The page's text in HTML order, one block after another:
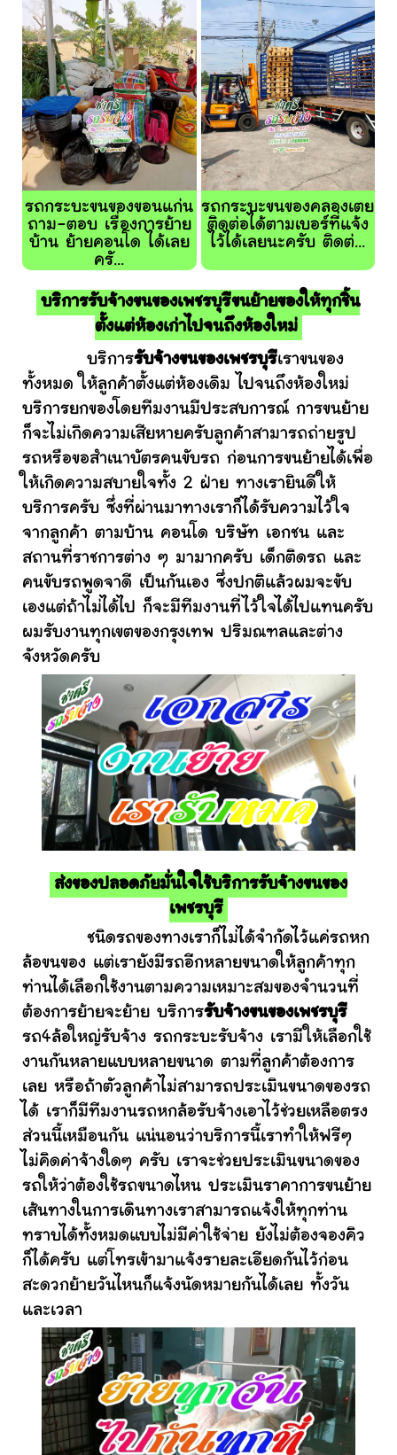
รถกระบะขนของขอนแก่น
ถาม-ตอบ เรื่องการย้าย
บ้าน ย้ายคอนโด ได้เลย
ครั...
รถกระบะขนของคลองเตย
ติดต่อได้ตามเบอร์ที่แจ้ง
ไว้ได้เลยนะครับ ติดต่...
บริการรับจ้างขนของเพชรบุรีขนย้ายของให้ทุกชิ้น
ตั้งแต่ห้องเก่าไปจนถึงห้องใหม่
บริการรับจ้างขนของเพชรบุรีเราขนของ
ทั้งหมด ให้ลูกค้าตั้งแต่ห้องเดิม ไปจนถึงห้องใหม่
บริการยกของโดยทีมงานมีประสบการณ์ การขนย้าย
ก็จะไม่เกิดความเสียหายครับลูกค้าสามารถถ่ายรูป
รถหรือขอสำเนาบัตรคนขับรถ ก่อนการขนย้ายได้เพื่อ
ให้เกิดความสบายใจทั้ง 2 ฝ่าย ทางเรายินดีให้
บริการครับ ซึ่งที่ผ่านมาทางเราก็ได้รับความไว้ใจ
จากลูกค้า ตามบ้าน คอนโด บริษัท เอกชน และ
สถานที่ราชการต่าง ๆ มามากครับ เด็กติดรถ และ
คนขับรถพูดจาดี เป็นกันเอง ซึ่งปกติแล้วผมจะขับ
เองแต่ถ้าไม่ได้ไป ก็จะมีทีมงานที่ไว้ใจได้ไปแทนครับ
ผมรับงานทุกเขตของกรุงเทพ ปริมณฑลและต่าง
จังหวัดครับ
ส่งของปลอดภัยมั่นใจใช้บริการรับจ้างขนของ
เพชรบุรี
ชนิดรถของทางเราก็ไม่ได้จำกัดไว้แค่รถหก
ล้อขนของ แต่เรายังมีรถอีกหลายขนาดให้ลูกค้าทุก
ท่านได้เลือกใช้งานตามความเหมาะสมของจำนวนที่
ต้องการย้ายจะย้าย บริการรับจ้างขนของเพชรบุรี
รถ4ล้อใหญ่รับจ้าง รถกระบะรับจ้าง เรามีให้เลือกใช้
งานกันหลายแบบหลายขนาด ตามที่ลูกค้าต้องการ
เลย หรือถ้าตัวลูกค้าไม่สามารถประเมินขนาดของรถ
ได้ เราก็มีทีมงานรถหกล้อรับจ้างเอาไว้ช่วยเหลือตรง
ส่วนนี้เหมือนกัน แน่นอนว่าบริการนี้เราทำให้ฟรีๆ
ไม่คิดค่าจ้างใดๆ ครับ เราจะช่วยประเมินขนาดของ
รถให้ว่าต้องใช้รถขนาดไหน ประเมินราคาการขนย้าย
เส้นทางในการเดินทางเราสามารถแจ้งให้ทุกท่าน
ทราบได้ทั้งหมดแบบไม่มีค่าใช้จ่าย ยังไม่ต้องจองคิว
ก็ได้ครับ แต่โทรเข้ามาแจ้งรายละเอียดกันไว้ก่อน
สะดวกย้ายวันไหนก็แจ้งนัดหมายกันได้เลย ทั้งวัน
และเวลา